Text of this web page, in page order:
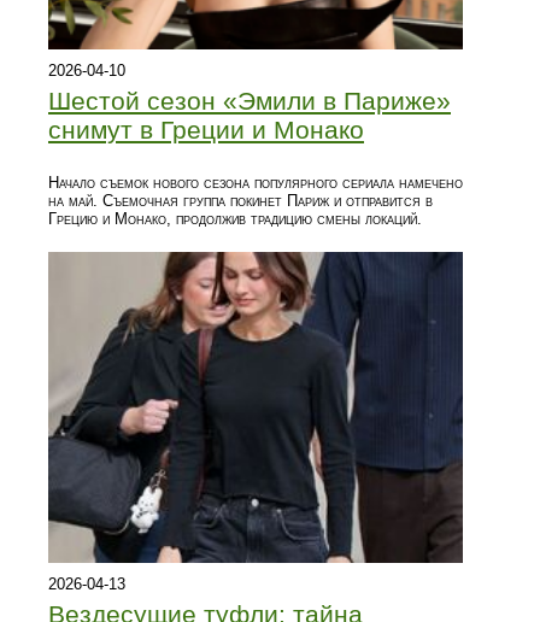
2026-04-10
Шестой сезон «Эмили в Париже»
снимут в Греции и Монако
Начало съемок нового сезона популярного сериала намечено
на май. Съемочная группа покинет Париж и отправится в
Грецию и Монако, продолжив традицию смены локаций.
2026-04-13
Вездесущие туфли: тайна